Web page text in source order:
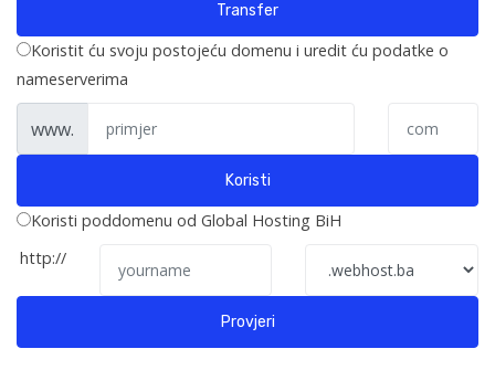
Transfer
Koristit ću svoju postojeću domenu i uredit ću podatke o
nameserverima
www.
Koristi
Koristi poddomenu od Global Hosting BiH
http://
Provjeri